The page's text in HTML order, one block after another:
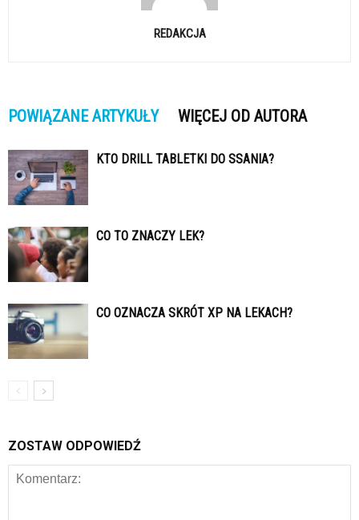
REDAKCJA
POWIĄZANE ARTYKUŁY WIĘCEJ OD AUTORA
KTO DRILL TABLETKI DO SSANIA?
CO TO ZNACZY LEK?
CO OZNACZA SKRÓT XP NA LEKACH?
ZOSTAW ODPOWIEDŹ